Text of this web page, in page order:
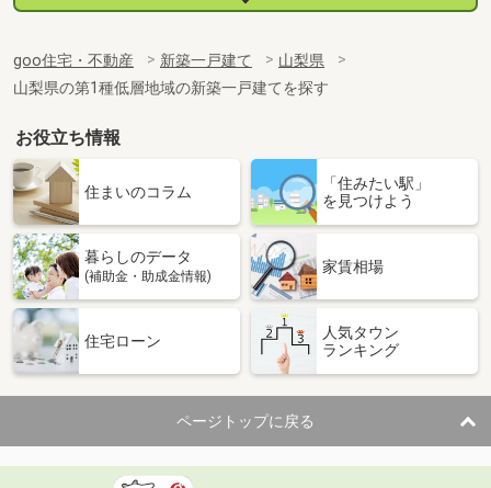
goo住宅・不動産 新築一戸建て
山梨県
山梨県の第1種低層地域の新築一戸建てを探す
お役立ち情報
住まいのコラム
「住みたい駅」
を見つけよう
暮らしのデータ
(補助金・助成金情報)
家賃相場
住宅ローン
人気タウン
ランキング
ページトップに戻る